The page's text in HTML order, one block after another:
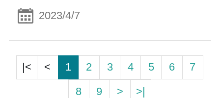
2023/4/7
|< < 1 2 3 4 5 6
7
8
9 > >|